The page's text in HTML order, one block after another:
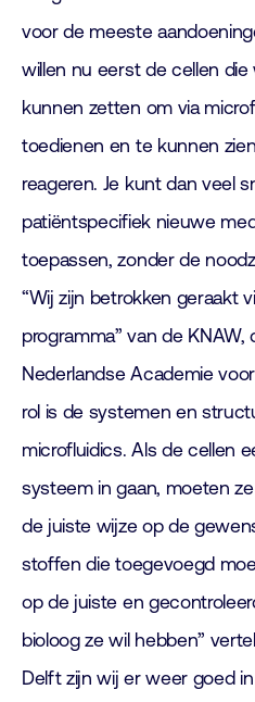
voor de meeste
willen nu eerst de cellen
kunnen zetten om via
toedienen en te kunnen
reageren. Je kunt dan veel
patiëntspecifiek nieuwe
toepassen, zonder de
“Wij zijn betrokken geraakt
programma” van de KNAW,
Nederlandse Academie
rol is de systemen en
microfluidics. Als de cellen
systeem in gaan, moeten
de juiste wijze op de
stoffen die toegevoegd
op de juiste en
bioloog ze wil hebben”
Delft zijn wij er weer goed